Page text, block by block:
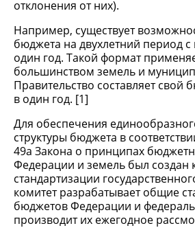
отклонения от них).
Например, существует
бюджета на двухлетний период
один год. Такой формат
большинством земель и
Правительство составляет свой
в один год. [1]
Для обеспечения
структуры бюджета в
49а Закона о принципах
Федерации и земель был создан
стандартизации
комитет разрабатывает общие
бюджетов Федерации и
производит их ежегодное